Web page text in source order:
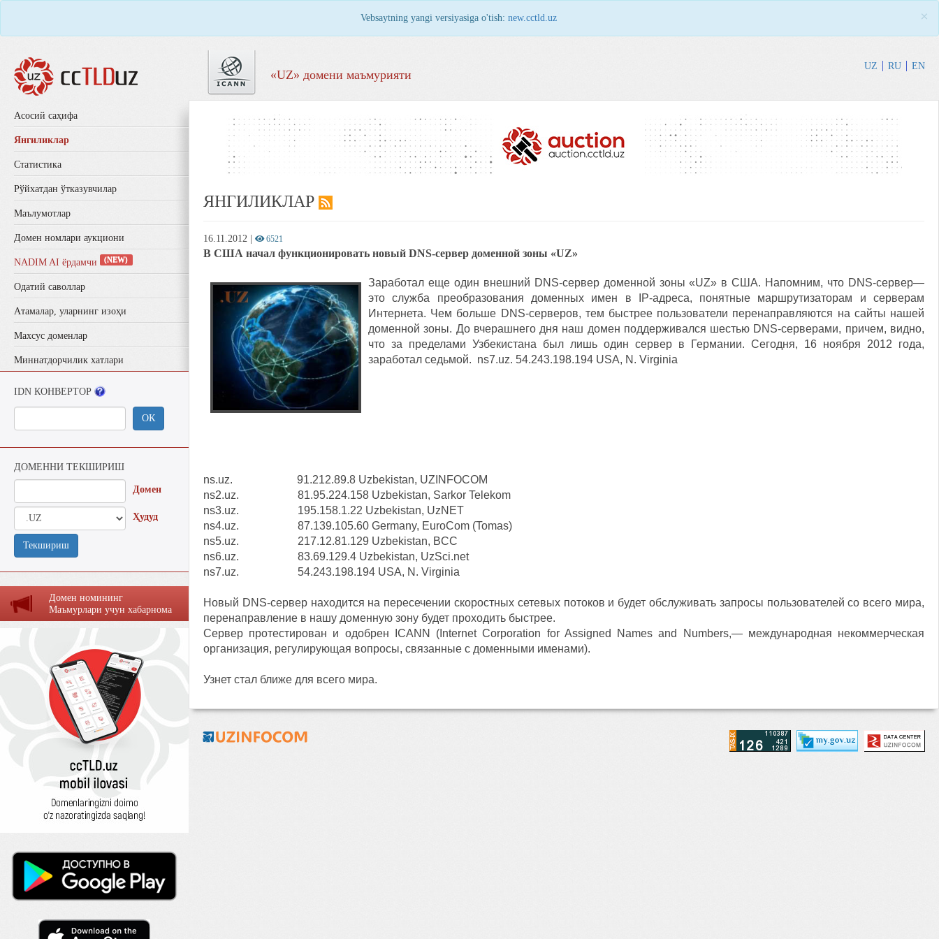
Vebsaytning yangi versiyasiga o'tish: new.cctld.uz ×
«UZ» домени маъмурияти
UZ RU EN
Aсосий саҳифа
Янгиликлар
Статистика
Рўйхатдан ўтказувчилар
Маълумотлар
Домен номлари аукциони
NADIM AI ёрдамчи (NEW)
Одатий саволлар
Aтамалар, уларнинг изоҳи
Махсус доменлар
Миннатдорчилик хатлари
IDN КОНВЕРТОР
ОК
ДОМЕННИ ТЕКШИРИШ
Домен
Ҳудуд
Текшириш
Домен номининг
Маъмурлaри учун хaбaрномa
ЯНГИЛИКЛАР
16.11.2012 6521
В США начал функционировать новый DNS-сервер доменной зоны «UZ»
Заработал еще один внешний DNS-сервер доменной зоны «UZ» в США. Напомним, что DNS-сервер—
это служба преобразования доменных имен в IP-адреса, понятные маршрутизаторам и серверам
Интернета. Чем больше DNS-серверов, тем быстрее пользователи перенаправляются на сайты нашей
доменной зоны. До вчерашнего дня наш домен поддерживался шестью DNS-серверами, причем, видно,
что за пределами Узбекистана был лишь один сервер в Германии. Сегодня, 16 ноября 2012 года,
заработал седьмой. ns7.uz. 54.243.198.194 USA, N. Virginia
ns.uz. 91.212.89.8 Uzbekistan, UZINFOCOM
ns2.uz. 81.95.224.158 Uzbekistan, Sarkor Telekom
ns3.uz. 195.158.1.22 Uzbekistan, UzNET
ns4.uz. 87.139.105.60 Germany, EuroCom (Tomas)
ns5.uz. 217.12.81.129 Uzbekistan, BCC
ns6.uz. 83.69.129.4 Uzbekistan, UzSci.net
ns7.uz. 54.243.198.194 USA, N. Virginia
Новый DNS-cервер находится на пересечении скоростных сетевых потоков и будет обслуживать запросы пользователей со всего мира,
перенаправление в нашу доменную зону будет проходить быстрее.
Сервер протестирован и одобрен ICANN (Internet Corporation for Assigned Names and Numbers,— международная некоммерческая
организация, регулирующая вопросы, связанные с доменными именами).
Узнет стал ближе для всего мира.